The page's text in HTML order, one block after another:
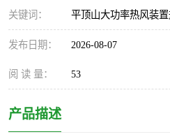
关键词： 平顶山大功率热风装
发布日期： 2026-08-07
阅 读 量： 53
产品描述